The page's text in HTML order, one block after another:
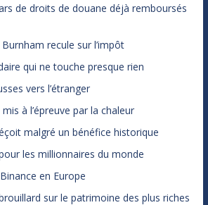
de droits de douane déjà remboursés
recule sur l’impôt
qui ne touche presque rien
vers l’étranger
à l’épreuve par la chaleur
malgré un bénéfice historique
les millionnaires du monde
en Europe
sur le patrimoine des plus riches